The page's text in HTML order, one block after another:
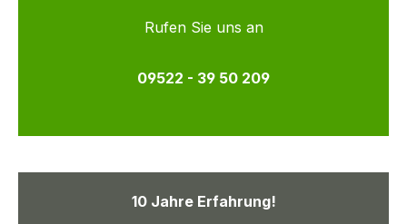
Rufen Sie uns an
09522 - 39 50 209
10 Jahre Erfahrung!